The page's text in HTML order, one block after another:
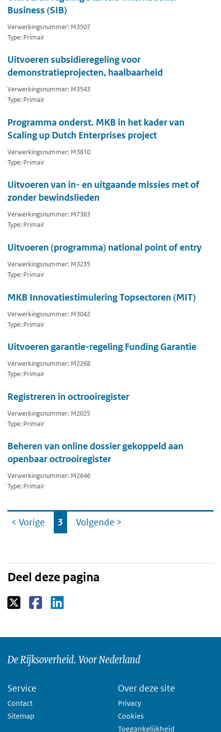
Business (SIB)
Verwerkingsnummer: M3507
Type: Primair
Uitvoeren subsidieregeling voor
demonstratieprojecten, haalbaarheid
Verwerkingsnummer: M3543
Type: Primair
Programma onderst. MKB in het kader van
Scaling up Dutch Enterprises project
Verwerkingsnummer: M3810
Type: Primair
Uitvoeren van in- en uitgaande missies met of
zonder bewindslieden
Verwerkingsnummer: M7363
Type: Primair
Uitvoeren (programma) national point of entry
Verwerkingsnummer: M3235
Type: Primair
MKB Innovatiestimulering Topsectoren (MIT)
Verwerkingsnummer: M3042
Type: Primair
Uitvoeren garantie-regeling Funding Garantie
Verwerkingsnummer: M2268
Type: Primair
Registreren in octrooiregister
Verwerkingsnummer: M2025
Type: Primair
Beheren van online dossier gekoppeld aan
openbaar octrooiregister
Verwerkingsnummer: M2646
Type: Primair
Ga
naar
< Vorige 3 Volgende >
Deel deze pagina
De Rijksoverheid. Voor Nederland
Service
Contact
Sitemap
Over deze site
Privacy
Cookies
Toegankelijkheid